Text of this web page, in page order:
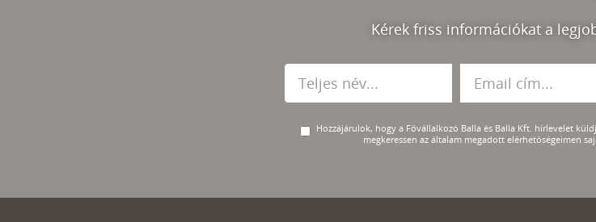
Kérek friss információkat a
Hozzájárulok, hogy a Fővállalkozó Balla és Balla Kft. hírlevelet
megkeressen az általam megadott elérhetőségeimen